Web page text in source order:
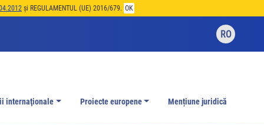
și REGULAMENTUL (UE) 2016/679. OK
RO
internaţionale Proiecte europene Mențiune juridică